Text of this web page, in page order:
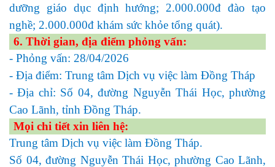
dưỡng giáo dục định hướng; 2.000.000đ đào tạo
nghề; 2.000.000đ khám sức khỏe tổng quát).
6. Thời gian, địa điểm phỏng vấn:
- Phỏng vấn: 28/04/2026
- Địa điểm: Trung tâm Dịch vụ việc làm Đồng Tháp
- Địa chỉ: Số 04, đường Nguyễn Thái Học, phường
Cao Lãnh, tỉnh Đồng Tháp.
Mọi chi tiết xin liên hệ:
Trung tâm Dịch vụ việc làm Đồng Tháp.
Số 04, đường Nguyễn Thái Học, phường Cao Lãnh,